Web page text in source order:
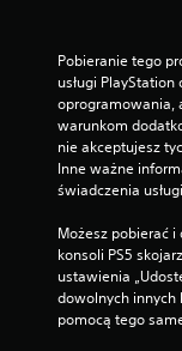
Pobieranie tego
usługi
oprogramowania,
warunkom
nie akceptujesz
Inne ważne
świadczenia
Możesz pobierać
konsoli PS5
ustawienia
dowolnych innych
pomocą tego